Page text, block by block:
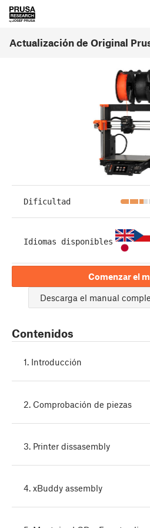
Dificultad
Idiomas disponibles
Comenzar el
Descarga el manual
Contenidos
1. Introducción
2. Comprobación de piezas
3. Printer dissasembly
4. xBuddy assembly